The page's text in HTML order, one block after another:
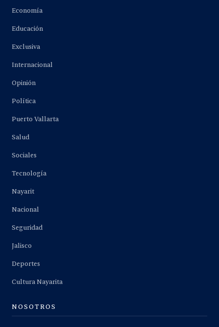
Economía
Educación
Exclusiva
Internacional
Opinión
Política
Puerto Vallarta
Salud
Sociales
Tecnología
Nayarit
Nacional
Seguridad
Jalisco
Deportes
Cultura Nayarita
NOSOTROS